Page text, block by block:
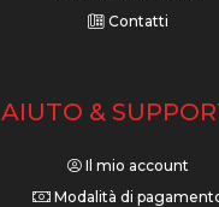
Contatti
AIUTO &
Il mio account
Modalità di